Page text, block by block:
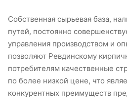
Собственная сырьевая база,
путей, постоянно
управления производством и
позволяют Ревдинскому
потребителям качественные
по более низкой цене, что
конкурентных преимуществ